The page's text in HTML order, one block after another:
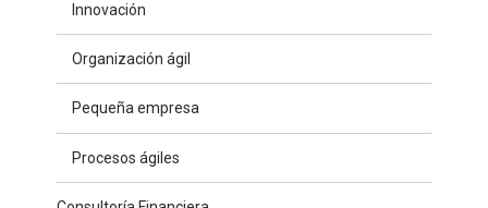
Innovación
Organización ágil
Pequeña empresa
Procesos ágiles